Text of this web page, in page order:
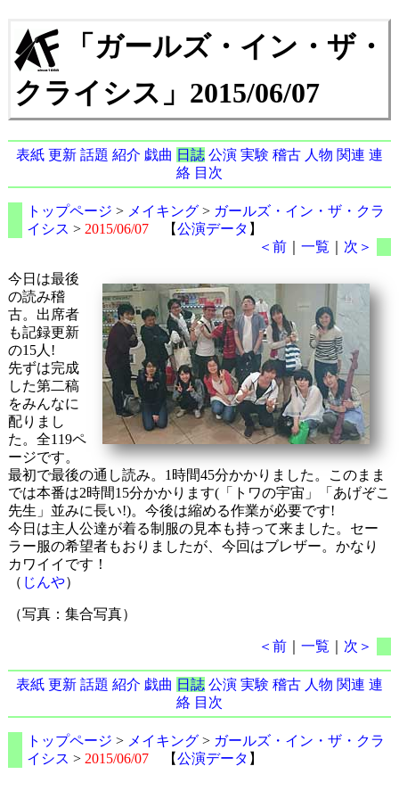
「ガールズ・イン・ザ・
クライシス」2015/06/07
表紙 更新 話題 紹介 戯曲 日誌 公演 実験 稽古 人物 関連 連
絡 目次
トップページ > メイキング> ガールズ・イン・ザ・クラ
イシス > 2015/06/07【公演データ 】
＜前 ｜一覧 次＞
今日は最後
の読み稽
古。出席者
も記録更新
の15人!
先ずは完成
した第二稿
をみんなに
配りまし
た。全119ペ
ージです。
最初で最後の通し読み。1時間45分かかりました。このまま
では本番は2時間15分かかります(「トワの宇宙」「あげぞこ
先生」並みに長い!)。今後は縮める作業が必要です!
今日は主人公達が着る制服の見本も持って来ました。セー
ラー服の希望者もおりましたが、今回はブレザー。かなり
カワイイです！
（ じんや）
（写真：集合写真）
＜前 ｜一覧 次＞
表紙 更新 話題 紹介 戯曲 日誌 公演 実験 稽古 人物 関連 連
絡 目次
トップページ > メイキング> ガールズ・イン・ザ・クラ
イシス > 2015/06/07【公演データ 】